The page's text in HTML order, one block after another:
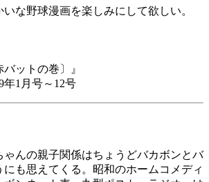
な野球漫画を楽しみにして欲しい。
ットの巻〕』
年1月号～12号
ゃんの親子関係はちょうどバカボンとバ
にも思えてくる。昭和のホームコメディ